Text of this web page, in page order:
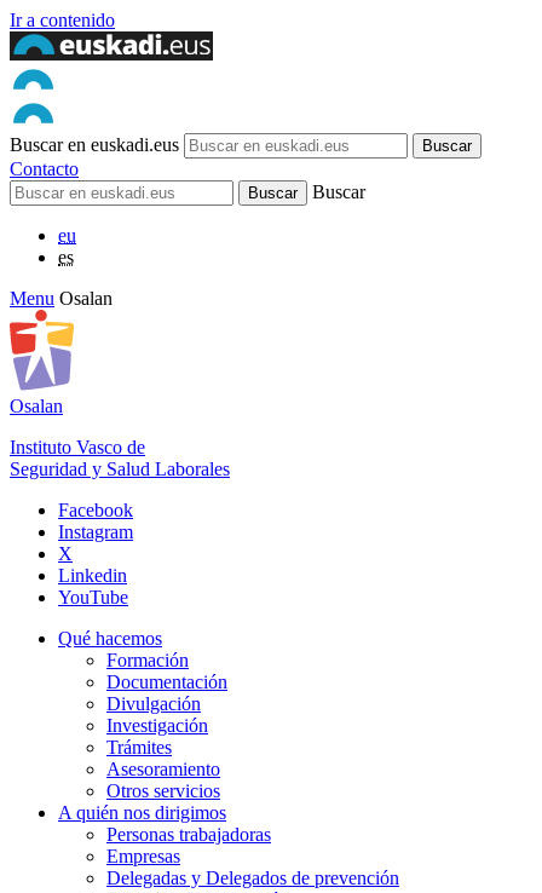
Ir a contenido
Buscar en euskadi.eus
Contacto
Buscar
eu
es
Menu Osalan
Osalan
Instituto Vasco de
Seguridad y Salud Laborales
Facebook
Instagram
X
Linkedin
YouTube
Qué hacemos
Formación
Documentación
Divulgación
Investigación
Trámites
Asesoramiento
Otros servicios
A quién nos dirigimos
Personas trabajadoras
Empresas
Delegadas y Delegados de prevención